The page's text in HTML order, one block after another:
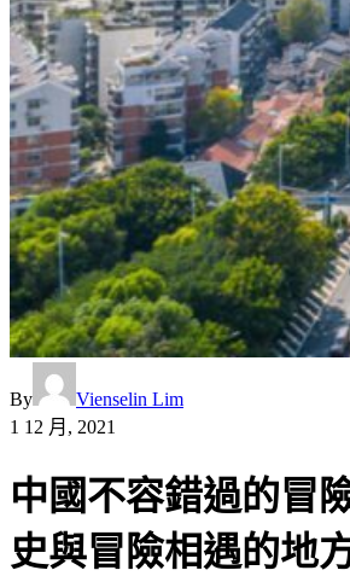
By
Vienselin Lim
1 12 月, 2021
中國不容錯過的冒
史與冒險相遇的地